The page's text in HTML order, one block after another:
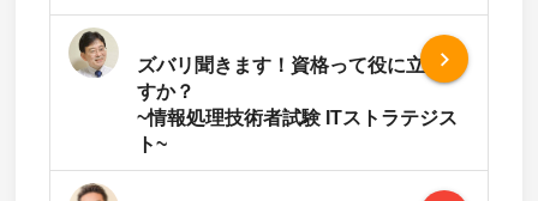
ズバリ聞きます！資格って役に立ちま
すか？
~情報処理技術者試験 ITストラテジス
ト~
navigate_next